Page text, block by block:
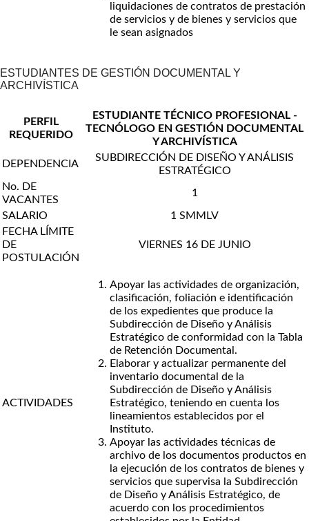
liquidaciones de contratos de prestación
de servicios y de bienes y servicios que
le sean asignados
ESTUDIANTES DE GESTIÓN DOCUMENTAL Y
ARCHIVÍSTICA
PERFIL
REQUERIDO
ESTUDIANTE TÉCNICO PROFESIONAL -
TECNÓLOGO EN GESTIÓN DOCUMENTAL
Y ARCHIVÍSTICA
DEPENDENCIA
SUBDIRECCIÓN DE DISEÑO Y ANÁLISIS
ESTRATÉGICO
No. DE
VACANTES
1
SALARIO
1 SMMLV
FECHA LÍMITE
DE
POSTULACIÓN
VIERNES 16 DE JUNIO
ACTIVIDADES
Apoyar las actividades de organización,
clasificación, foliación e identificación
de los expedientes que produce la
Subdirección de Diseño y Análisis
Estratégico de conformidad con la Tabla
de Retención Documental.
Elaborar y actualizar permanente del
inventario documental de la
Subdirección de Diseño y Análisis
Estratégico, teniendo en cuenta los
lineamientos establecidos por el
Instituto.
Apoyar las actividades técnicas de
archivo de los documentos productos en
la ejecución de los contratos de bienes y
servicios que supervisa la Subdirección
de Diseño y Análisis Estratégico, de
acuerdo con los procedimientos